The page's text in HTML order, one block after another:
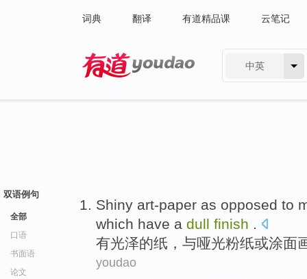
词典 翻译 有道精品课 云笔记
中英
双语例句
全部
口语
书面语
论文
Shiny art-paper as opposed to
which have a dull finish .
有光泽的纸， 与哑光粉纸或涂面
youdao